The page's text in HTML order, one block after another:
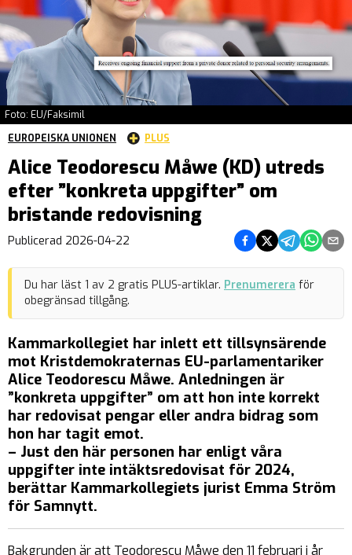
Foto: EU/Faksimil
EUROPEISKA UNIONEN
PLUS
Alice Teodorescu Måwe (KD) utreds
efter ”konkreta uppgifter” om
bristande redovisning
Publicerad 2026-04-22 Dela på Facebook
Dela på Twitter
Dela påDela på
Dela
Du har läst 1 av 2 gratis PLUS-artiklar. Prenumerera för
obegränsad tillgång.
Kammarkollegiet har inlett ett tillsynsärende
mot Kristdemokraternas EU-parlamentariker
Alice Teodorescu Måwe. Anledningen är
”konkreta uppgifter” om att hon inte korrekt
har redovisat pengar eller andra bidrag som
hon har tagit emot.
– Just den här personen har enligt våra
uppgifter inte intäktsredovisat för 2024,
berättar Kammarkollegiets jurist Emma Ström
för Samnytt.
Bakgrunden är att Teodorescu Måwe den 11 februari i år